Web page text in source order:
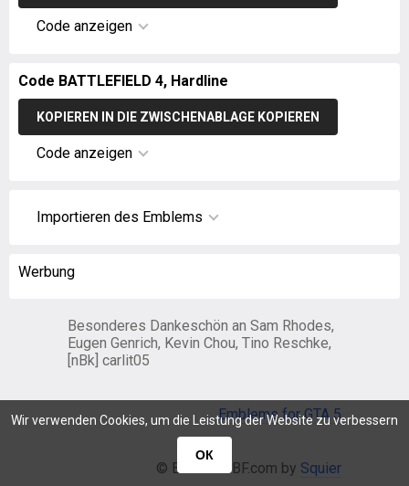
Wir verwenden Cookies, um die Leistung der Website zu verbessern
ОК
Code anzeigen
Code BATTLEFIELD 4, Hardline
KOPIEREN IN DIE ZWISCHENABLAGE KOPIEREN
Code anzeigen
Importieren des Emblems
Werbung
Besonderes Dankeschön an Sam Rhodes,
Eugen Genrich, Kevin Chou, Tino Reschke,
[nBk] carlit05
Emblems for GTA 5
© EmblemsBF.com by Squier